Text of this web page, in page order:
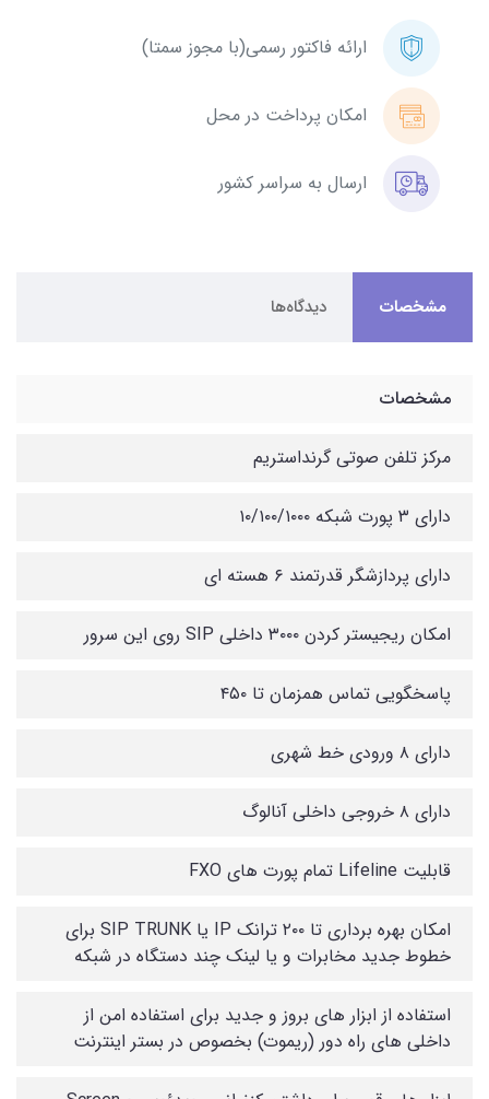
ارائه فاکتور رسمی(با مجوز سمتا)
امکان پرداخت در محل
ارسال به سراسر کشور
مشخصات دیدگاه‌ها
مشخصات
مرکز تلفن صوتی گرنداستریم
دارای ۳ پورت شبکه ۱۰/۱۰۰/۱۰۰۰
دارای پردازشگر قدرتمند ۶ هسته ای
امکان ریجیستر کردن ۳۰۰۰ داخلی SIP روی این سرور
پاسخگویی تماس همزمان تا ۴۵۰
دارای ۸ ورودی خط شهری
دارای ۸ خروجی داخلی آنالوگ
قابلیت Lifeline تمام پورت های FXO
امکان بهره برداری تا ۲۰۰ ترانک IP یا SIP TRUNK برای
خطوط جدید مخابرات و یا لینک چند دستگاه در شبکه
استفاده از ابزار های بروز و جدید برای استفاده امن از
داخلی های راه دور (ریموت) بخصوص در بستر اینترنت